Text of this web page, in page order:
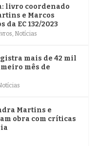
livro coordenado
e Marcos
EC 132/2023
Notícias
mais de 42 mil
mês de
Martins e
obra com críticas